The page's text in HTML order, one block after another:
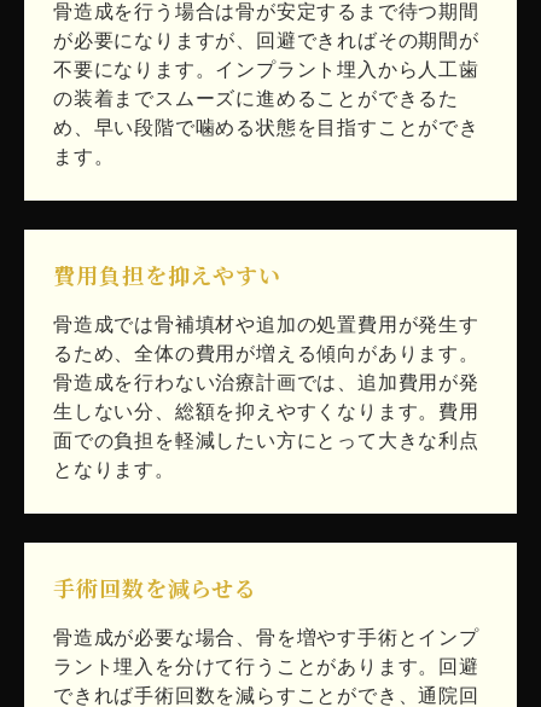
骨造成を行う場合は骨が安定するまで待つ期間
が必要になりますが、回避できればその期間が
不要になります。インプラント埋入から人工歯
の装着までスムーズに進めることができるた
め、早い段階で噛める状態を目指すことができ
ます。
費用負担を抑えやすい
骨造成では骨補填材や追加の処置費用が発生す
るため、全体の費用が増える傾向があります。
骨造成を行わない治療計画では、追加費用が発
生しない分、総額を抑えやすくなります。費用
面での負担を軽減したい方にとって大きな利点
となります。
手術回数を減らせる
骨造成が必要な場合、骨を増やす手術とインプ
ラント埋入を分けて行うことがあります。回避
できれば手術回数を減らすことができ、通院回